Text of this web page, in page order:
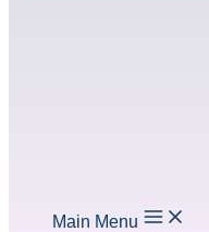
Main Menu